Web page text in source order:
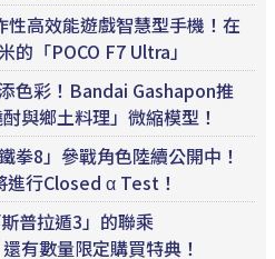
高效能遊戲智慧型手機！在
的「POCO F7 Ultra」
色彩！Bandai Gashapon推
與鄉土料理」微縮模型！
拳8」參戰角色陸續公開中！
進行Closed α Test！
普拉遁3」的聯乘
有數量限定購買特典！